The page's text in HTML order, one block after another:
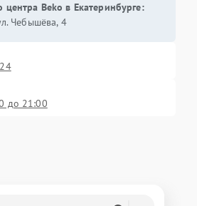
центра Beko в Екатеринбурге:
Чебышёва, 4
до 21:00